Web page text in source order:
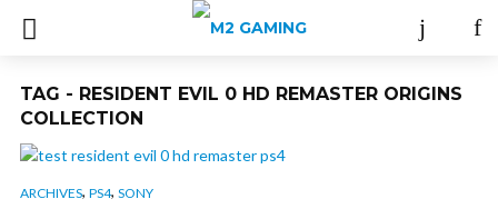
TAG - RESIDENT EVIL 0 HD REMASTER ORIGINS
COLLECTION
ARCHIVES, PS4, SONY